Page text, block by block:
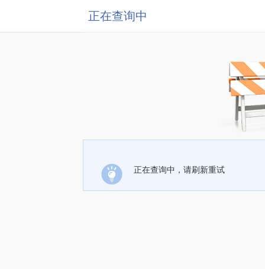
正在查询中
正在查询中，请刷新重试